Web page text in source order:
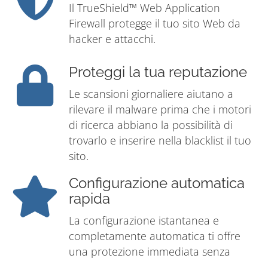
Il TrueShield™ Web Application
Firewall protegge il tuo sito Web da
hacker e attacchi.
Proteggi la tua reputazione
Le scansioni giornaliere aiutano a
rilevare il malware prima che i motori
di ricerca abbiano la possibilità di
trovarlo e inserire nella blacklist il tuo
sito.
Configurazione automatica
rapida
La configurazione istantanea e
completamente automatica ti offre
una protezione immediata senza